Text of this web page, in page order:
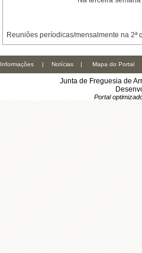
Reuniões períodicas/mensalmente na
Informações | Notícias | Mapa do Portal
Junta de Freguesia de
Portal